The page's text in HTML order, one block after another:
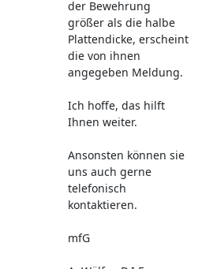
der Bewehrung
größer als die halbe
Plattendicke, erscheint
die von ihnen
angegeben Meldung.
Ich hoffe, das hilft
Ihnen weiter.
Ansonsten können sie
uns auch gerne
telefonisch
kontaktieren.
mfG